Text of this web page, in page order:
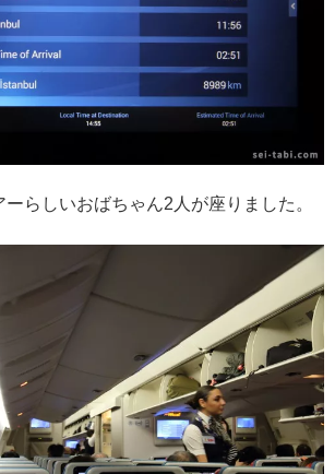
らしいおばちゃん2人が座りました。